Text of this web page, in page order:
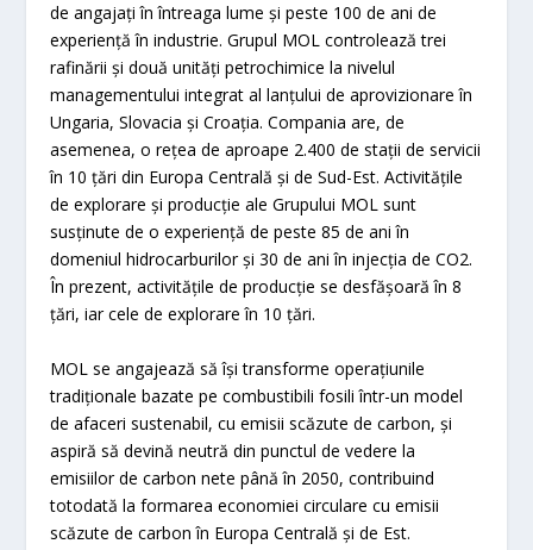
de angajați în întreaga lume și peste 100 de ani de
experiență în industrie. Grupul MOL controlează trei
rafinării și două unități petrochimice la nivelul
managementului integrat al lanțului de aprovizionare în
Ungaria, Slovacia și Croația. Compania are, de
asemenea, o rețea de aproape 2.400 de stații de servicii
în 10 țări din Europa Centrală și de Sud-Est. Activitățile
de explorare și producție ale Grupului MOL sunt
susținute de o experiență de peste 85 de ani în
domeniul hidrocarburilor și 30 de ani în injecția de CO2.
În prezent, activitățile de producție se desfășoară în 8
țări, iar cele de explorare în 10 țări.
MOL se angajează să își transforme operațiunile
tradiționale bazate pe combustibili fosili într-un model
de afaceri sustenabil, cu emisii scăzute de carbon, și
aspiră să devină neutră din punctul de vedere la
emisiilor de carbon nete până în 2050, contribuind
totodată la formarea economiei circulare cu emisii
scăzute de carbon în Europa Centrală și de Est.